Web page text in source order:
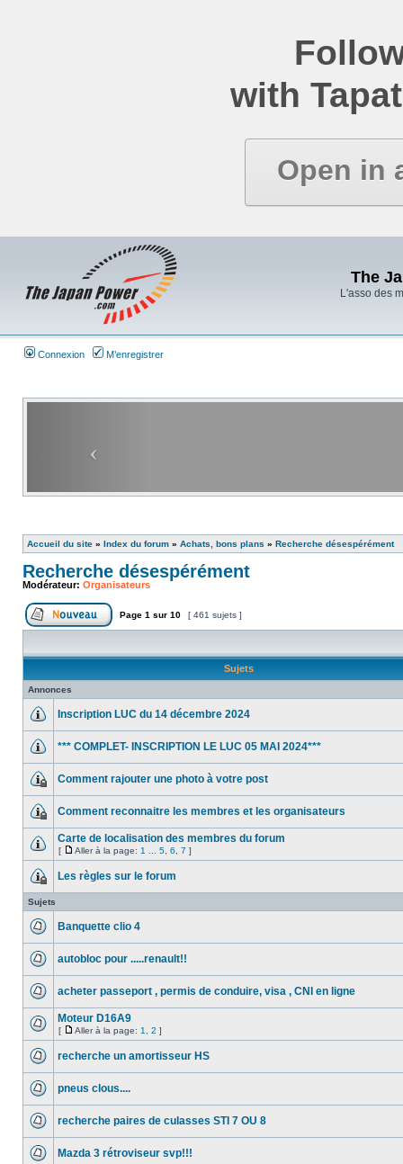
with
Open in
The
L'asso des
Connexion M’enregistrer
Accueil du site » Index du forum » Achats, bons plans » Recherche désespérément
Recherche désespérément
Modérateur: Organisateurs
Page 1 sur 10 [ 461 sujets ]
Sujets
Annonces
Inscription LUC du 14 décembre 2024
*** COMPLET- INSCRIPTION LE LUC 05 MAI 2024***
Comment rajouter une photo à votre post
Comment reconnaitre les membres et les organisateurs
Carte de localisation des membres du forum
[ Aller à la page: 1 5 6 7 ]
Les règles sur le forum
Sujets
Banquette clio 4
autobloc pour .....renault!!
acheter passeport , permis de conduire, visa , CNI en ligne
Moteur D16A9
[ Aller à la page: 1 2 ]
recherche un amortisseur HS
pneus clous....
recherche paires de culasses STI 7 OU 8
Mazda 3 rétroviseur svp!!!